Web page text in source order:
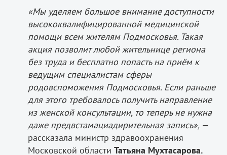
«Мы уделяем большое внимание доступности
высококвалифицированной медицинской
помощи всем жителям Подмосковья. Такая
акция позволит любой жительнице региона
без труда и бесплатно попасть на приём к
ведущим специалистам сферы
родовспоможения Подмосковья. Если раньше
для этого требовалось получить направление
из женской консультации, то теперь не нужна
даже предвстамациадирительная запись», —
рассказала министр здравоохранения
Московской области Татьяна Мухтасарова.